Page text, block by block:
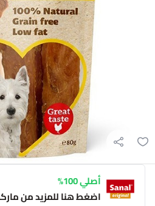
أصلي 100%
اضغط هنا للمزيد من